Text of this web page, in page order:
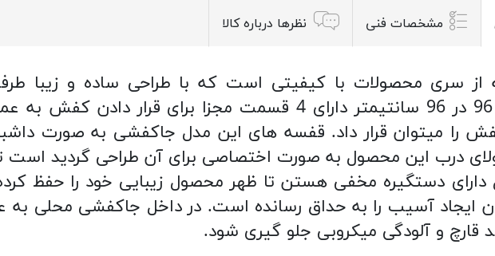
مشخصات فنی نظرها درباره کالا
از سری محصولات با کیفیتی است که با طراحی ساده و زیبا
را میتوان قرار داد. قفسه های این مدل جاکفشی به صورت
درب این محصول به صورت اختصاصی برای آن طراحی گردید
دستگیره مخفی هستن تا ظهر محصول زیبایی خود را حفظ
ایجاد آسیب را به حداق رسانده است. در داخل جاکفشی محلی به
قارچ و آلودگی میکروبی جلو گیری شود.